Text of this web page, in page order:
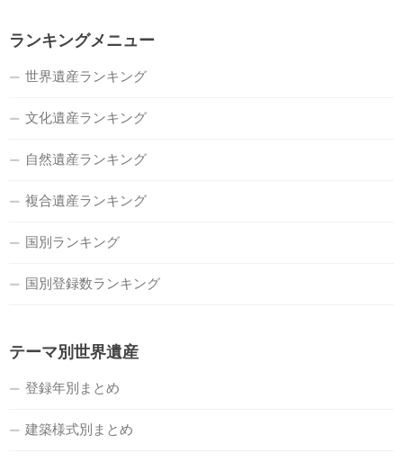
ランキングメニュー
世界遺産ランキング
文化遺産ランキング
自然遺産ランキング
複合遺産ランキング
国別ランキング
国別登録数ランキング
テーマ別世界遺産
登録年別まとめ
建築様式別まとめ